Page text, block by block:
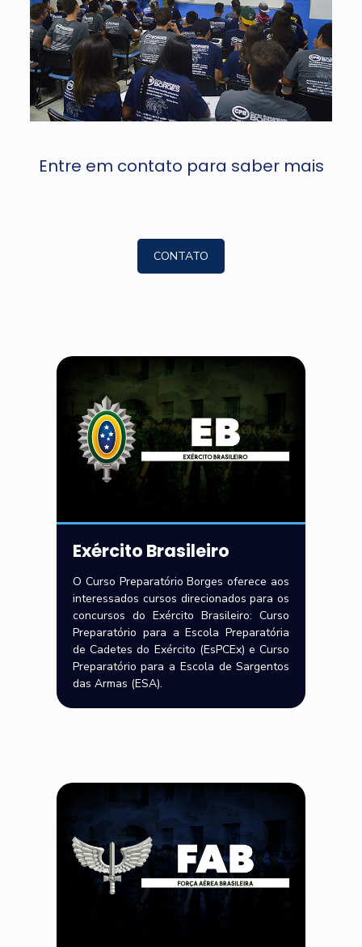
Entre em contato para saber mais
CONTATO
Exército Brasileiro
O Curso Preparatório Borges oferece aos
interessados cursos direcionados para os
concursos do Exército Brasileiro: Curso
Preparatório para a Escola Preparatória
de Cadetes do Exército (EsPCEx) e Curso
Preparatório para a Escola de Sargentos
das Armas (ESA).